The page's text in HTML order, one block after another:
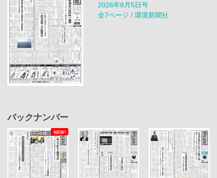
2026年8月5日号
全7ページ / 環境新聞社
バックナンバー
NEW!